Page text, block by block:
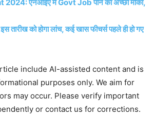
एनआईए में Govt Job पाने का अच्छा मौका,
को होगा लांच, कई खास फीचर्स पहले ही हो गए
include AI-assisted content and is
purposes only. We aim for
may occur. Please verify important
or contact us for corrections.